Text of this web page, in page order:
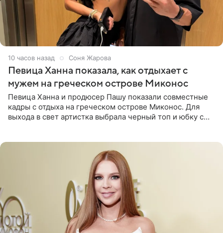
10 часов назад Соня Жарова
Певица Ханна показала, как отдыхает с
мужем на греческом острове Миконос
Певица Ханна и продюсер Пашу показали совместные
кадры с отдыха на греческом острове Миконос. Для
выхода в свет артистка выбрала черный топ и юбку с